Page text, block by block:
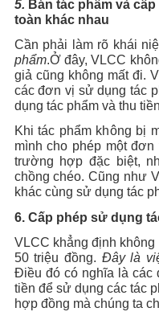
5. Bán tác phẩm và
toàn khác nhau
Cần phải làm rõ khái
phẩm.Ở đây, VLCC
giả cũng không mất đi.
các đơn vị sử dụng tác
dụng tác phẩm và thu
Khi tác phẩm không bị
mình cho phép một
trường hợp đặc biệt,
chồng chéo. Cũng như
khác cùng sử dụng tác
6. Cấp phép sử dụng
VLCC khẳng định
50 triệu đồng. Đây là
Điều đó có nghĩa là các
tiền để sử dụng các tác
hợp đồng mà chúng ta